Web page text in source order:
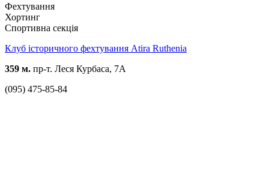
Фехтування
Хортинг
Спортивна секція
Клуб історичного фехтування Atira Ruthenia
359 м. пр-т. Леся Курбаса, 7А
(095) 475-85-84